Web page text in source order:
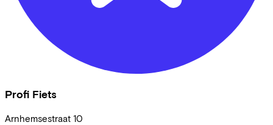
Profi Fiets
Arnhemsestraat 10